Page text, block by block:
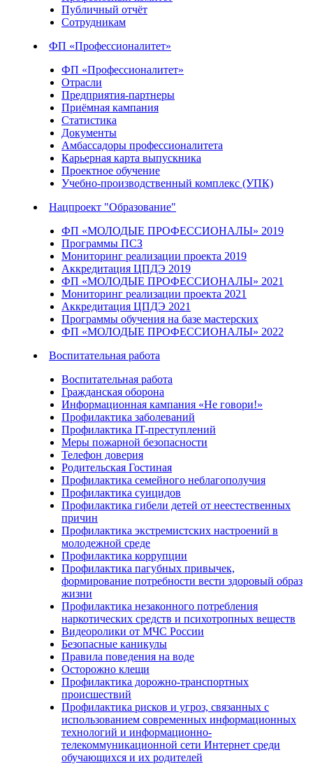
Публичный отчёт
Сотрудникам
ФП «Профессионалитет»
ФП «Профессионалитет»
Отрасли
Предприятия-партнеры
Приёмная кампания
Статистика
Документы
Амбассадоры профессионалитета
Карьерная карта выпускника
Проектное обучение
Учебно-производственный комплекс (УПК)
Нацпроект "Образование"
ФП «МОЛОДЫЕ ПРОФЕССИОНАЛЫ» 2019
Программы ПСЗ
Мониторинг реализации проекта 2019
Аккредитация ЦПДЭ 2019
ФП «МОЛОДЫЕ ПРОФЕССИОНАЛЫ» 2021
Мониторинг реализации проекта 2021
Аккредитация ЦПДЭ 2021
Программы обучения на базе мастерских
ФП «МОЛОДЫЕ ПРОФЕССИОНАЛЫ» 2022
Воспитательная работа
Воспитательная работа
Гражданская оборона
Информационная кампания «Не говори!»
Профилактика заболеваний
Профилактика IT-преступлений
Меры пожарной безопасности
Телефон доверия
Родительская Гостиная
Профилактика семейного неблагополучия
Профилактика суицидов
Профилактика гибели детей от неестественных
причин
Профилактика экстремистских настроений в
молодежной среде
Профилактика коррупции
Профилактика пагубных привычек,
формирование потребности вести здоровый образ
жизни
Профилактика незаконного потребления
наркотических средств и психотропных веществ
Видеоролики от МЧС России
Безопасные каникулы
Правила поведения на воде
Осторожно клещи
Профилактика дорожно-транспортных
происшествий
Профилактика рисков и угроз, связанных с
использованием современных информационных
технологий и информационно-
телекоммуникационной сети Интернет среди
обучающихся и их родителей